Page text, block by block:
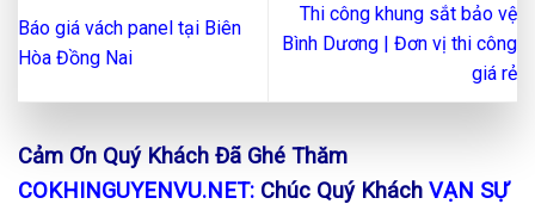
Báo giá vách panel tại Biên
Hòa Đồng Nai
Thi công khung sắt bảo vệ
Bình Dương | Đơn vị thi công
giá rẻ
Cảm Ơn Quý Khách Đã Ghé Thăm
COKHINGUYENVU.NET: Chúc Quý Khách VẠN SỰ